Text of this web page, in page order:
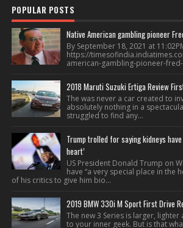
POPULAR POSTS
Native American gambling pioneer
By September 18, 2021 at
https://
american-gambling-pioneer-
2018 Maruti Suzuki Ertiga Review
The was never a car created to
absolutely nothing in a
struggled to find any...
Trump trolled for saying kidneys
heart’
US President Donald Trump on
have “a very special place in the
of his critics to give him bio...
2019 BMW 330i M Sport First Drive
The new 3 Series is larger,
to your inner geek. But is that